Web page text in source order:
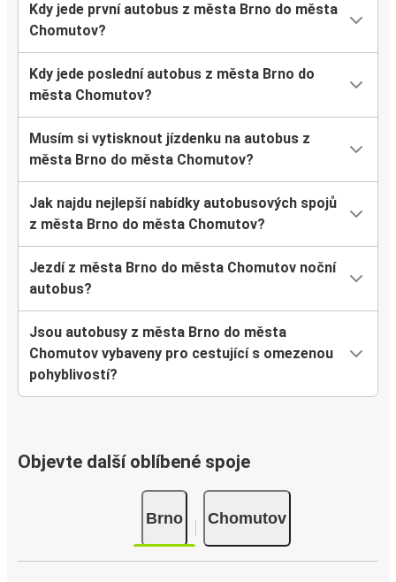
Kdy jede první autobus z města Brno do města
Chomutov?
Kdy jede poslední autobus z města Brno do
města Chomutov?
Musím si vytisknout jízdenku na autobus z
města Brno do města Chomutov?
Jak najdu nejlepší nabídky autobusových spojů
z města Brno do města Chomutov?
Jezdí z města Brno do města Chomutov noční
autobus?
Jsou autobusy z města Brno do města
Chomutov vybaveny pro cestující s omezenou
pohyblivostí?
Objevte další oblíbené spoje
Brno Chomutov